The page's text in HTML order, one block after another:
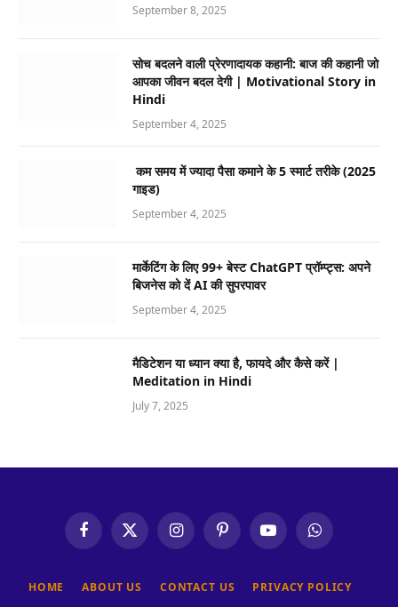
September 8, 2025
सोच बदलने वाली प्रेरणादायक कहानी: बाज की कहानी जो
आपका जीवन बदल देगी | Motivational Story in
Hindi
September 4, 2025
कम समय में ज्यादा पैसा कमाने के 5 स्मार्ट तरीके (2025
गाइड)
September 4, 2025
मार्केटिंग के लिए 99+ बेस्ट ChatGPT प्रॉम्प्ट्स: अपने
बिजनेस को दें AI की सुपरपावर
September 4, 2025
मैडिटेशन या ध्यान क्या है, फायदे और कैसे करें |
Meditation in Hindi
July 7, 2025
FacebookX
(Twitter)
InstagramPinterestYouTubeWhatsApp
HOME ABOUT US CONTACT US
PRIVACY POLICY